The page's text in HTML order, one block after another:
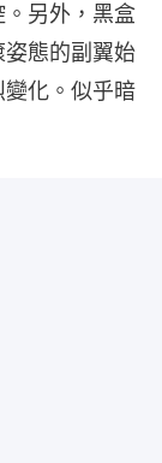
另外，黑盒
態的副翼始
化。似乎暗